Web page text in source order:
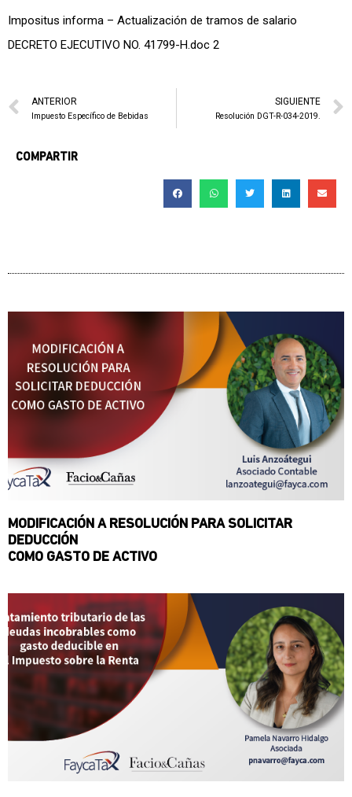
Impositus informa – Actualización de tramos de salario
DECRETO EJECUTIVO NO. 41799-H.doc 2
ANTERIOR
Impuesto Específico de Bebidas
SIGUIENTE
Resolución DGT-R-034-2019.
COMPARTIR
MODIFICACIÓN A RESOLUCIÓN PARA SOLICITAR
DEDUCCIÓN
COMO GASTO DE ACTIVO